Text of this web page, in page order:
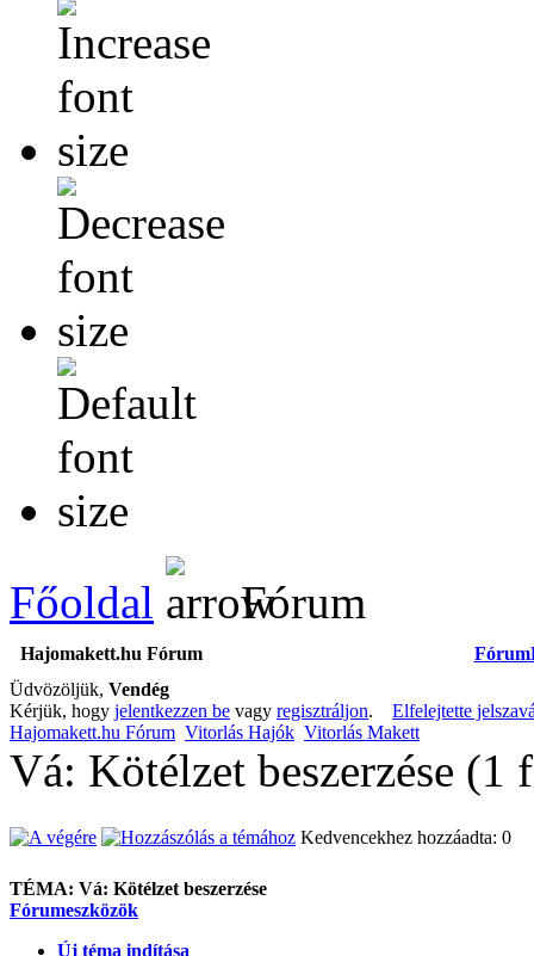
Főoldal Fórum
Hajomakett.hu Fórum Fórum
Üdvözöljük, Vendég
Kérjük, hogy jelentkezzen be vagy regisztráljon. Elfelejtette
Hajomakett.hu Fórum Vitorlás Hajók Vitorlás Makett
Vá: Kötélzet beszerzése (1
Kedvencekhez hozzáadta: 0
TÉMA: Vá: Kötélzet beszerzése
Fórumeszközök
Új téma indítása